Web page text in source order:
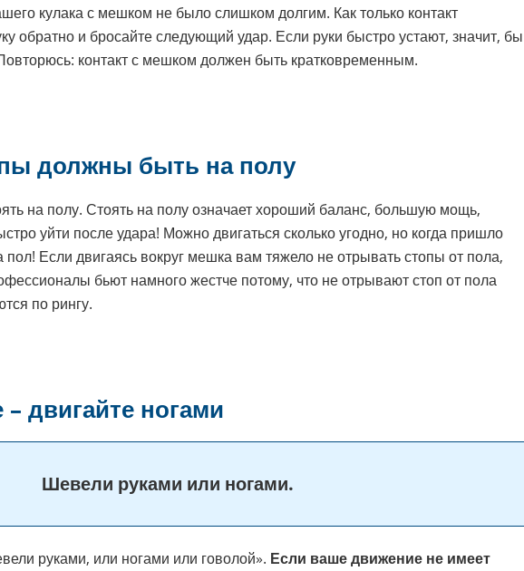
кулака с мешком не было слишком долгим. Как только контакт
обратно и бросайте следующий удар. Если руки быстро устают, значит, бы
контакт с мешком должен быть кратковременным.
должны быть на полу
на полу. Стоять на полу означает хороший баланс, большую мощь,
уйти после удара! Можно двигаться сколько угодно, но когда пришло
пол! Если двигаясь вокруг мешка вам тяжело не отрывать стопы от пола,
бьют намного жестче потому, что не отрывают стоп от пола
по рингу.
– двигайте ногами
Шевели руками или ногами.
руками, или ногами или говолой». Если ваше движение не имеет